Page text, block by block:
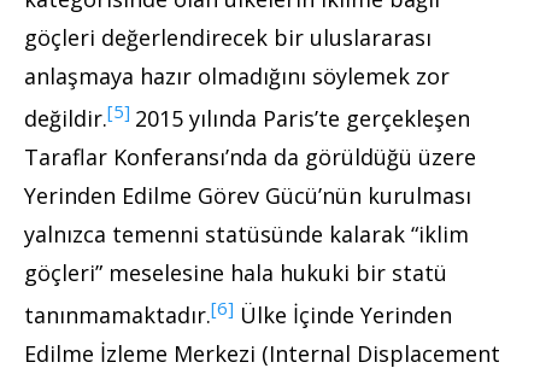
göçleri değerlendirecek bir uluslararası
anlaşmaya hazır olmadığını söylemek zor
değildir.[5] 2015 yılında Paris’te gerçekleşen
Taraflar Konferansı’nda da görüldüğü üzere
Yerinden Edilme Görev Gücü’nün kurulması
yalnızca temenni statüsünde kalarak “iklim
göçleri” meselesine hala hukuki bir statü
tanınmamaktadır.[6] Ülke İçinde Yerinden
Edilme İzleme Merkezi (Internal Displacement